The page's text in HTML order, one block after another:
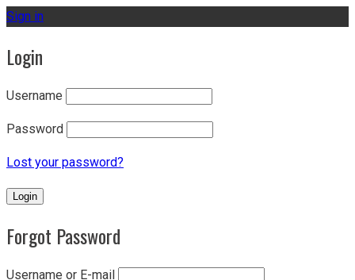
Sign in
Login
Username
Password
Lost your password?
Forgot Password
Username or E-mail